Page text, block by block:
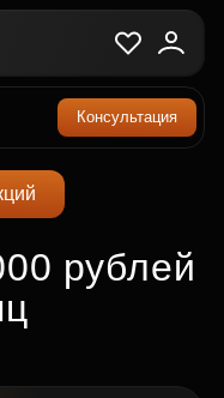
Консультация
рублей